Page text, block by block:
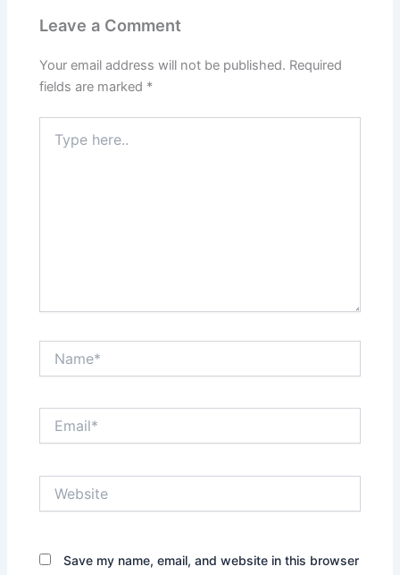
Leave a Comment
Your email address will not be published. Required
fields are marked *
here..
Save my name, email, and website in this browser